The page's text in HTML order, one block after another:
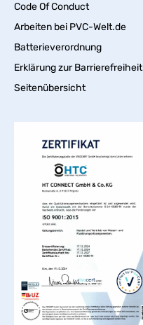
Code Of Conduct
Arbeiten bei PVC-Welt.de
Batterieverordnung
Erklärung zur Barrierefreiheit
Seitenübersicht